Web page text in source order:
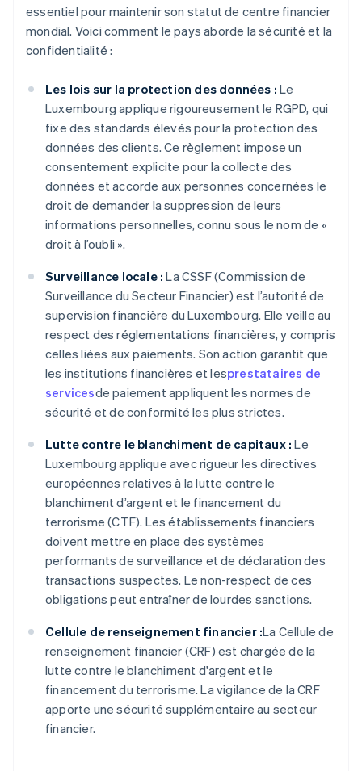
essentiel pour maintenir son statut de centre financier
mondial. Voici comment le pays aborde la sécurité et la
confidentialité :
Les lois sur la protection des données : Le
Luxembourg applique rigoureusement le RGPD, qui
fixe des standards élevés pour la protection des
données des clients. Ce règlement impose un
consentement explicite pour la collecte des
données et accorde aux personnes concernées le
droit de demander la suppression de leurs
informations personnelles, connu sous le nom de «
droit à l’oubli ».
Surveillance locale : La CSSF (Commission de
Surveillance du Secteur Financier) est l’autorité de
supervision financière du Luxembourg. Elle veille au
respect des réglementations financières, y compris
celles liées aux paiements. Son action garantit que
les institutions financières et lesprestataires de
servicesde paiement appliquent les normes de
sécurité et de conformité les plus strictes.
Lutte contre le blanchiment de capitaux : Le
Luxembourg applique avec rigueur les directives
européennes relatives à la lutte contre le
blanchiment d’argent et le financement du
terrorisme (CTF). Les établissements financiers
doivent mettre en place des systèmes
performants de surveillance et de déclaration des
transactions suspectes. Le non-respect de ces
obligations peut entraîner de lourdes sanctions.
Cellule de renseignement financier :La Cellule de
renseignement financier (CRF) est chargée de la
lutte contre le blanchiment d'argent et le
financement du terrorisme. La vigilance de la CRF
apporte une sécurité supplémentaire au secteur
financier.